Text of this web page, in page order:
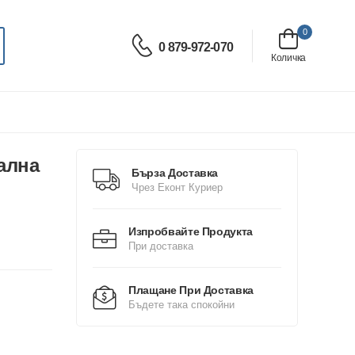
0 879-972-070
0
Количка
Бърза Доставка
Чрез Еконт Куриер
Изпробвайте Продукта
При доставка
Плащане При Доставка
Бъдете така спокойни